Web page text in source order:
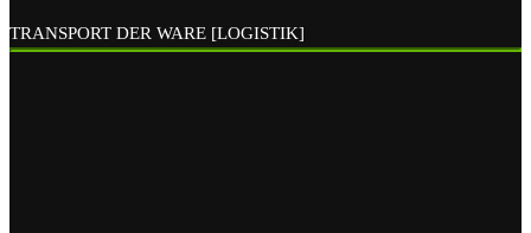
TRANSPORT DER WARE [LOGISTIK]